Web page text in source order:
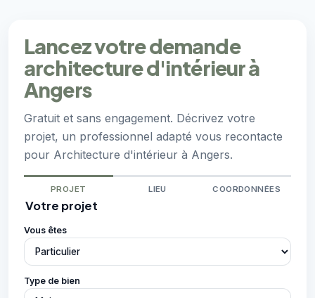
Lancez votre demande
architecture d'intérieur à
Angers
Gratuit et sans engagement. Décrivez votre
projet, un professionnel adapté vous recontacte
pour Architecture d'intérieur à Angers.
PROJET LIEU COORDONNÉES
Votre projet
Vous êtes
Type de bien